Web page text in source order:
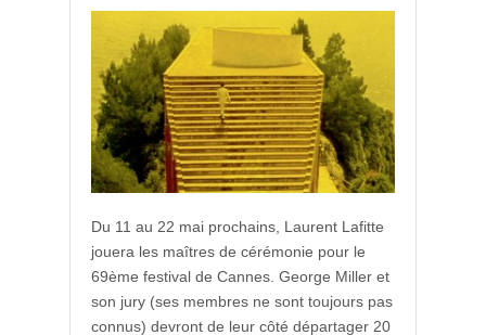
Du 11 au 22 mai prochains, Laurent Lafitte
jouera les maîtres de cérémonie pour le
69ème festival de Cannes. George Miller et
son jury (ses membres ne sont toujours pas
connus) devront de leur côté départager 20